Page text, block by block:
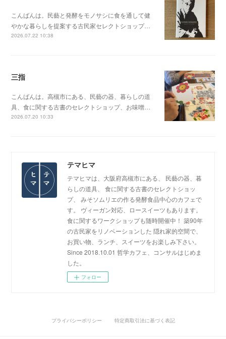
こんばんは。民藝と発酵をモノサシに食を通して健
やかな暮らしを提案する古民家セレクトショップ…
2026.07.22 10:38
三指
こんばんは。高槻市にある、民藝の器、暮らしの道
具、食に関する古書のセレクトショップ、お味噌…
2026.07.20 10:33
テマヒマ
テマヒマは、大阪府高槻市にある、 民藝の器、暮
らしの道具、 食に関する古書のセレクトショッ
プ、 みそソムリエの作る発酵食品中心のカフェで
す。 ヴィーガン対応、ロースイーツもあります。
食に関するワークショップも随時開催中！ 築90年
の古民家をリノベーションした 隠れ家的空間で、
お買い物、ランチ、スイーツをお楽しみ下さい。
Since 2018.10.01 哲学カフェ、コンサルはじめま
した。
フォロー
プライバシーポリシー 特定商取引法に基づく表記